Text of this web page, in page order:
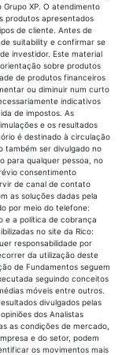
Grupo XP. O atendimento
produtos apresentados
de cliente. Antes de
suitability e confirmar se
investidor. Este material
sobre produtos
de produtos financeiros
ou diminuir num curto
indicativos
de impostos. As
e os resultados
é destinado à circulação
também ser divulgado no
para qualquer pessoa, no
consentimento
de canal de contato
as soluções dadas pela
por meio do telefone:
e a política de cobrança
no site da Rico:
responsabilidade por
da utilização deste
de Fundamentos seguem
seguindo conceitos
móveis entre outros.
divulgados pelas
dos Analistas
as condições de mercado,
e do setor, podem
os movimentos mais